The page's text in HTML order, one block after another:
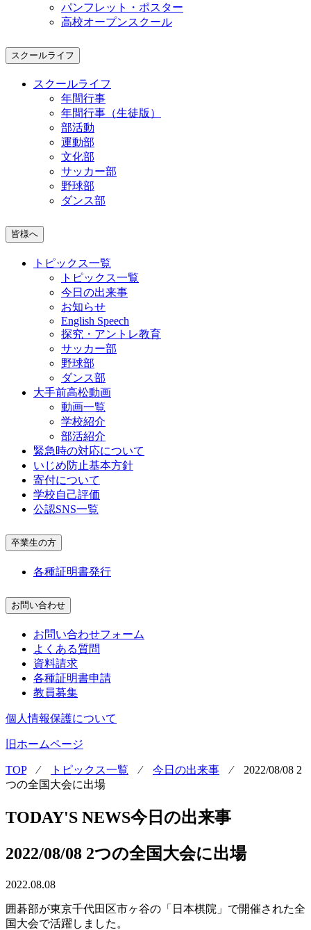
パンフレット・ポスター
高校オープンスクール
スクールライフ
スクールライフ
年間行事
年間行事（生徒版）
部活動
運動部
文化部
サッカー部
野球部
ダンス部
皆様へ
トピックス一覧
トピックス一覧
今日の出来事
お知らせ
English Speech
探究・アントレ教育
サッカー部
野球部
ダンス部
大手前高松動画
動画一覧
学校紹介
部活紹介
緊急時の対応について
いじめ防止基本方針
寄付について
学校自己評価
公認SNS一覧
卒業生の方
各種証明書発行
お問い合わせ
お問い合わせフォーム
よくある質問
資料請求
各種証明書申請
教員募集
個人情報保護について
旧ホームページ
TOP⁄ トピックス一覧 ⁄ 今日の出来事 ⁄ 2022/08/08 2
つの全国大会に出場
TODAY'S NEWS今日の出来事
2022/08/08 2つの全国大会に出場
2022.08.08
囲碁部が東京千代田区市ヶ谷の「日本棋院」で開催された全
国大会で活躍しました。